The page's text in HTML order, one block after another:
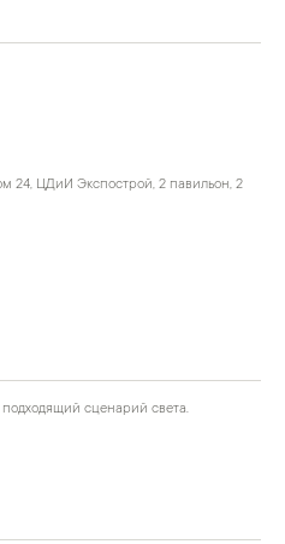
24, ЦДиИ Экспострой, 2 павильон, 2
сценарий света.